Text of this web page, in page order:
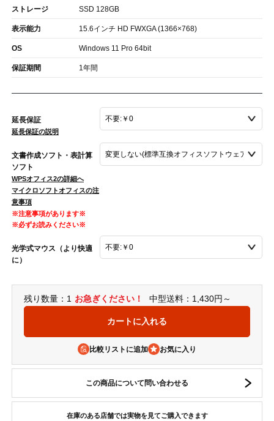
ストレージ SSD 128GB
表示能力 15.6インチ HD FWXGA (1366×768)
OS Windows 11 Pro 64bit
保証期間 1年間
延長保証
延長保証の説明
文書作成ソフト・表計算
ソフト
WPSオフィス2の詳細へ
マイクロソフトオフィスの注
意事項
※注意事項があります※
※必ずお読みください※
光学式マウス（より快適
に）
残り数量：1 お急ぎください！ 中型送料：1,430円～
比較リストに追加
この商品について問い合わせる
在庫のある店舗では実物を見てご購入できます